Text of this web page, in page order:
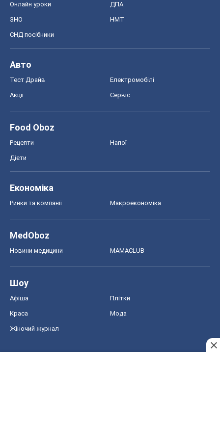
Онлайн уроки ДПА
ЗНО НМТ
СНД посібники
Авто
Тест Драйв Електромобілі
Акції Сервіс
Food Oboz
Рецепти Напої
Дієти
Економіка
Ринки та компанії Макроекономіка
MedOboz
Новини медицини MAMACLUB
Шоу
Афіша Плітки
Краса Мода
Жіночий журнал